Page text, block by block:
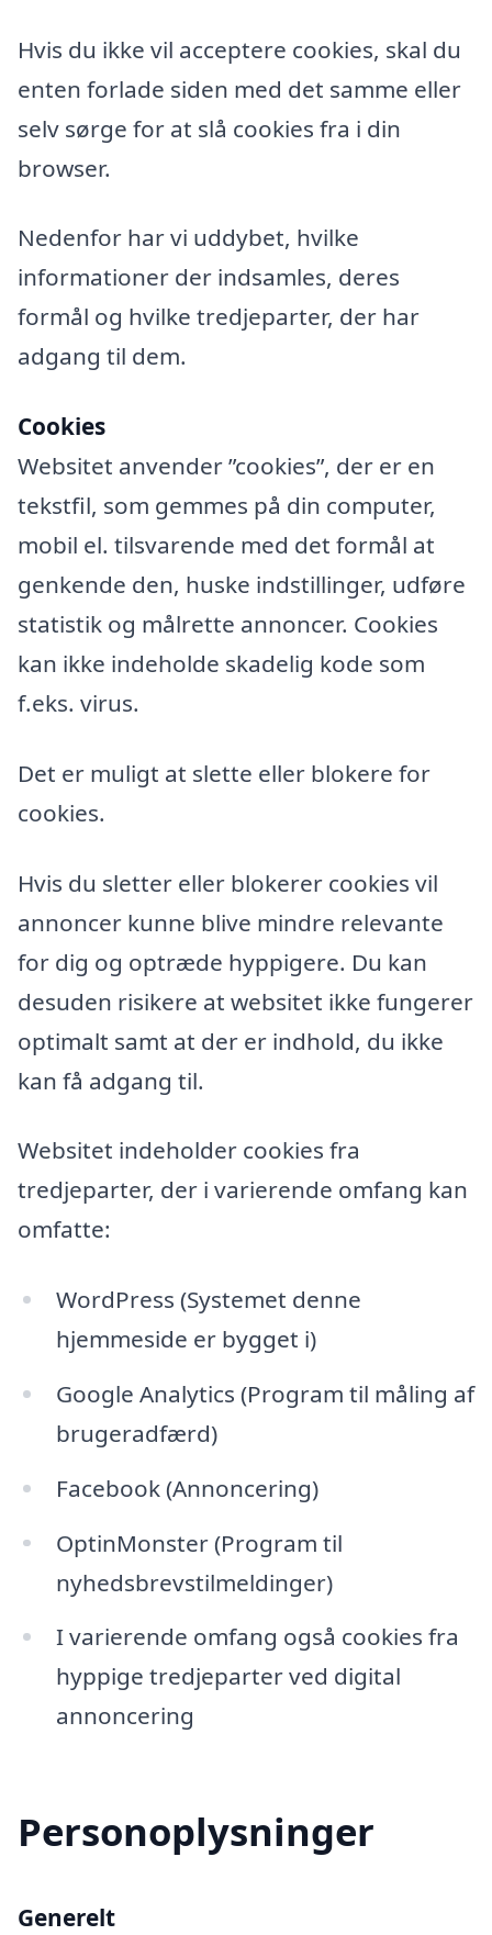
Hvis du ikke vil acceptere cookies, skal du
enten forlade siden med det samme eller
selv sørge for at slå cookies fra i din
browser.
Nedenfor har vi uddybet, hvilke
informationer der indsamles, deres
formål og hvilke tredjeparter, der har
adgang til dem.
Cookies
Websitet anvender ”cookies”, der er en
tekstfil, som gemmes på din computer,
mobil el. tilsvarende med det formål at
genkende den, huske indstillinger, udføre
statistik og målrette annoncer. Cookies
kan ikke indeholde skadelig kode som
f.eks. virus.
Det er muligt at slette eller blokere for
cookies.
Hvis du sletter eller blokerer cookies vil
annoncer kunne blive mindre relevante
for dig og optræde hyppigere. Du kan
desuden risikere at websitet ikke fungerer
optimalt samt at der er indhold, du ikke
kan få adgang til.
Websitet indeholder cookies fra
tredjeparter, der i varierende omfang kan
omfatte:
WordPress (Systemet denne
hjemmeside er bygget i)
Google Analytics (Program til måling af
brugeradfærd)
Facebook (Annoncering)
OptinMonster (Program til
nyhedsbrevstilmeldinger)
I varierende omfang også cookies fra
hyppige tredjeparter ved digital
annoncering
Personoplysninger
Generelt